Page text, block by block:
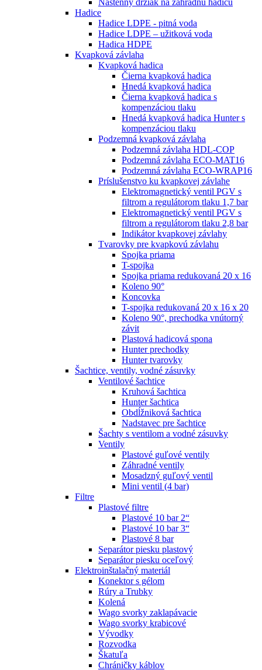
Hadice
Hadice LDPE - pitná voda
Hadice LDPE – užitková voda
Hadica HDPE
Kvapková závlaha
Kvapková hadica
Čierna kvapková hadica
Hnedá kvapková hadica
Čierna kvapková hadica s
kompenzáciou tlaku
Hnedá kvapková hadica Hunter s
kompenzáciou tlaku
Podzemná kvapková závlaha
Podzemná závlaha HDL-COP
Podzemná závlaha ECO-MAT16
Podzemná závlaha ECO-WRAP16
Príslušenstvo ku kvapkovej závlahe
Elektromagnetický ventil PGV s
filtrom a regulátorom tlaku 1,7 bar
Elektromagnetický ventil PGV s
filtrom a regulátorom tlaku 2,8 bar
Indikátor kvapkovej závlahy
Tvarovky pre kvapkovú závlahu
Spojka priama
T-spojka
Spojka priama redukovaná 20 x 16
Koleno 90°
Koncovka
T-spojka redukovaná 20 x 16 x 20
Koleno 90°, prechodka vnútorný
závit
Plastová hadicová spona
Hunter prechodky
Hunter tvarovky
Šachtice, ventily, vodné zásuvky
Ventilové šachtice
Kruhová šachtica
Hunter šachtica
Obdĺžniková šachtica
Nadstavec pre šachtice
Šachty s ventilom a vodné zásuvky
Ventily
Plastové guľové ventily
Záhradné ventily
Mosadzný guľový ventil
Mini ventil (4 bar)
Filtre
Plastové filtre
Plastové 10 bar 2“
Plastové 10 bar 3“
Plastové 8 bar
Separátor piesku plastový
Separátor piesku oceľový
Elektroinštalačný materiál
Konektor s gélom
Rúry a Trubky
Kolená
Wago svorky zaklapávacie
Wago svorky krabicové
Vývodky
Rozvodka
Škatuľa
Chráničky káblov